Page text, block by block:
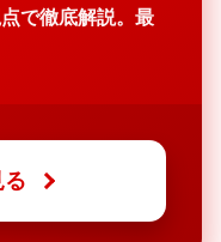
で徹底解説。最